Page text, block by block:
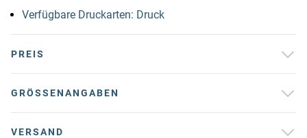
Verfügbare Druckarten: Druck
PREIS
GRÖSSENANGABEN
VERSAND